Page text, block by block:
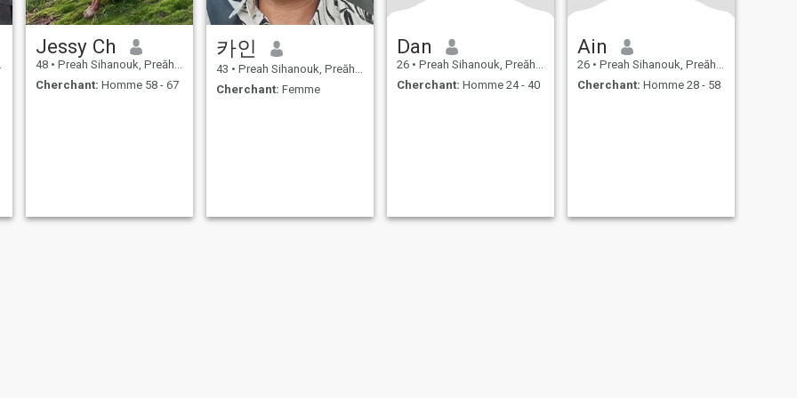
Jessy Ch
48 • Preah Sihanouk, Preăh Seihânŭ, Cambodge
Cherchant: Homme 58 - 67
카인
43 • Preah Sihanouk, Preăh Seihânŭ, Cambodge
Cherchant: Femme
Dan
26 • Preah Sihanouk, Preăh Seihânŭ, Cambodge
Cherchant: Homme 24 - 40
Ain
26 • Preah Sihanouk, Preăh Seihânŭ, Cambodge
Cherchant: Homme 28 - 58